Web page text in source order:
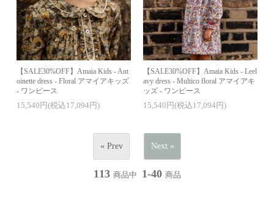
【SALE30%OFF】Amaia Kids - Ant
oinette dress - Floral アマイアキッズ
- ワンピース
15,540円(税込17,094円)
【SALE30%OFF】Amaia Kids - Leel
avy dress - Multico floral アマイアキ
ッズ - ワンピース
15,540円(税込17,094円)
« Prev Next »
113 商品中 1-40 商品